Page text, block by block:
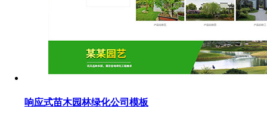
响应式苗木园林绿化公司模板